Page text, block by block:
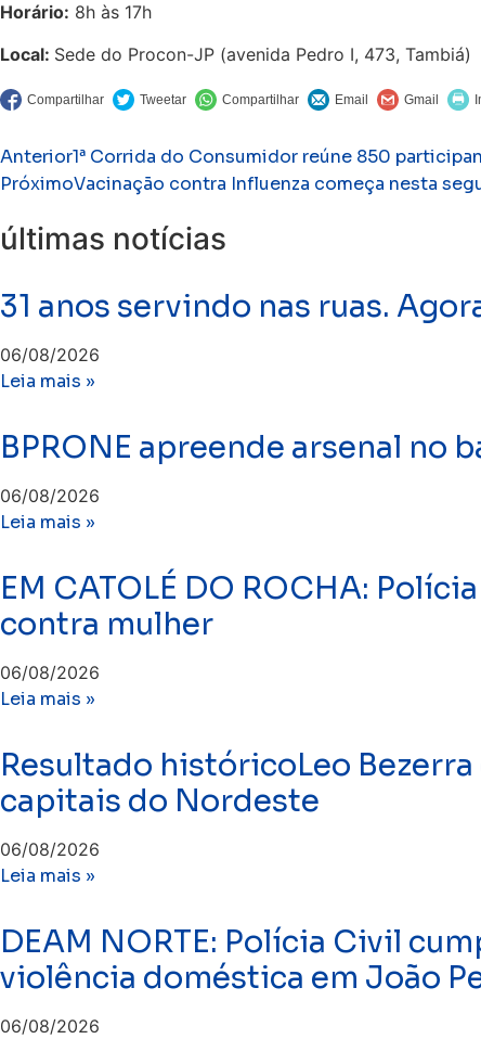
Horário: 8h às 17h
Local: Sede do Procon-JP (avenida Pedro I, 473, Tambiá)
Anterior1ª Corrida do Consumidor reúne 850
PróximoVacinação contra Influenza começa nesta
últimas notícias
31 anos servindo nas ruas.
06/08/2026
Leia mais »
BPRONE apreende arsenal no
06/08/2026
Leia mais »
EM CATOLÉ DO ROCHA:
contra mulher
06/08/2026
Leia mais »
Resultado históricoLeo
capitais do Nordeste
06/08/2026
Leia mais »
DEAM NORTE: Polícia Civil
violência doméstica em João
06/08/2026